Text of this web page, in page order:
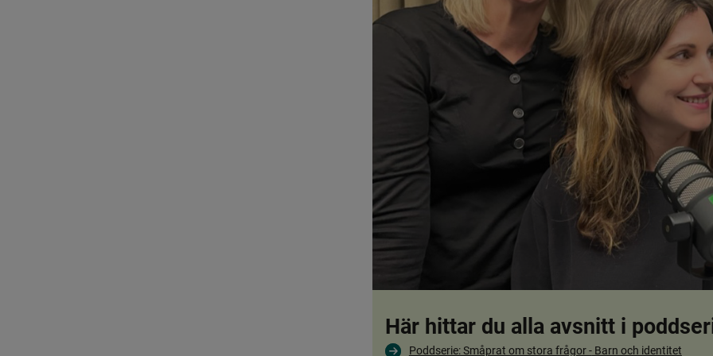
Här hittar du alla avsnitt i
Poddserie: Småprat om stora frågor - Barn och identitet